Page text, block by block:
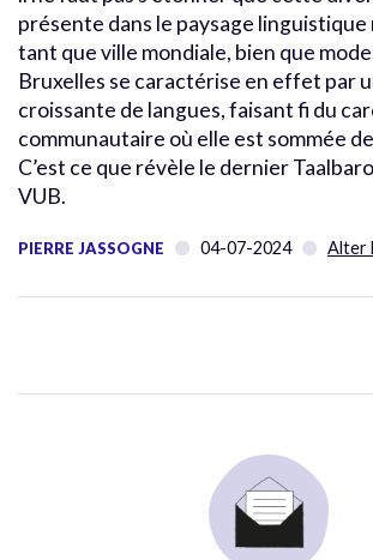
présente dans le paysage linguistique
tant que ville mondiale, bien que
Bruxelles se caractérise en effet par
croissante de langues, faisant fi du
communautaire où elle est sommée
C’est ce que révèle le dernier
VUB.
PIERRE JASSOGNE 04-07-2024 Alter